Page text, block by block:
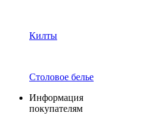
Килты
Столовое белье
Информация
покупателям